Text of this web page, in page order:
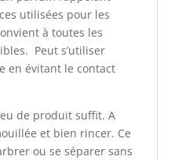
utilisées pour les
à toutes les
Peut s’utiliser
en évitant le contact
de produit suffit. A
et bien rincer. Ce
ou se séparer sans